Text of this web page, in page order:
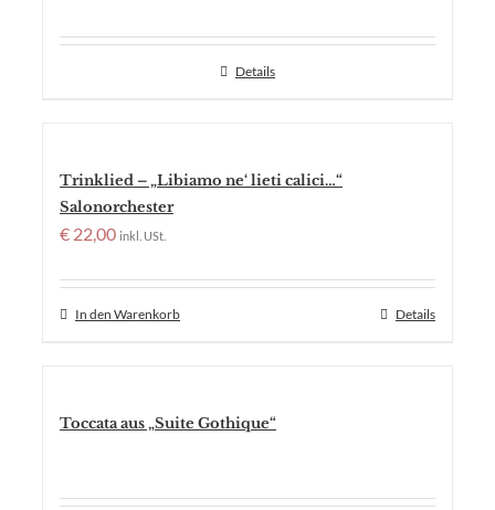
Details
Trinklied – „Libiamo ne‘ lieti calici…“
Salonorchester
€ 22,00 inkl. USt.
In den Warenkorb Details
Toccata aus „Suite Gothique“